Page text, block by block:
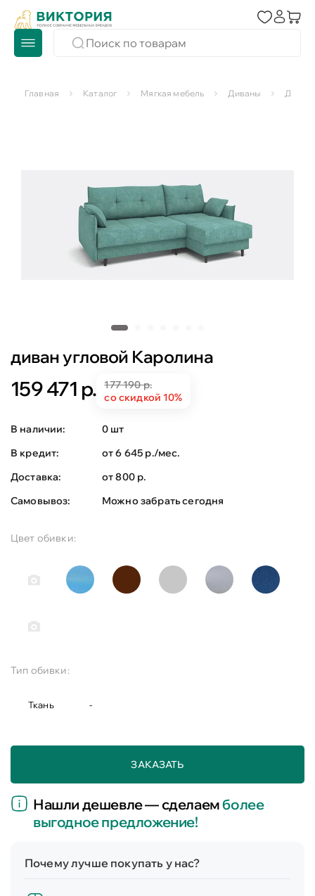
Главная Каталог Мягкая мебель Диваны
диван угловой Каролина
159 471 р.
177 190 р.
со скидкой 10%
В наличии:
0 шт
В кредит:
от 6 645 р./мес.
Доставка:
от 800 р.
Самовывоз:
Можно забрать сегодня
Цвет обивки:
Тип обивки:
Ткань -
ЗАКАЗАТЬ
Нашли дешевле — сделаемболее
выгодное предложение!
Почему лучше покупать у нас?